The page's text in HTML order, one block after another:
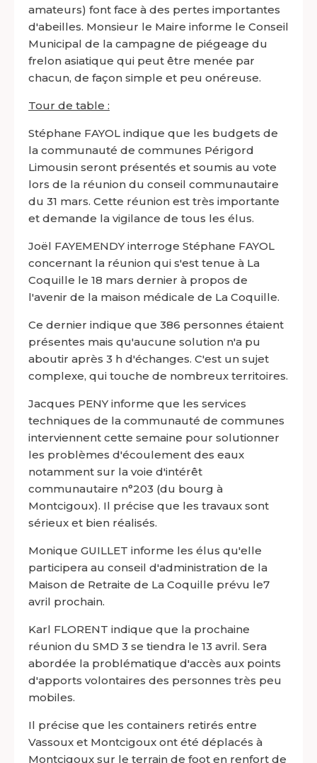
amateurs) font face à des pertes importantes
d'abeilles. Monsieur le Maire informe le Conseil
Municipal de la campagne de piégeage du
frelon asiatique qui peut être menée par
chacun, de façon simple et peu onéreuse.
Tour de table :
Stéphane FAYOL indique que les budgets de
la communauté de communes Périgord
Limousin seront présentés et soumis au vote
lors de la réunion du conseil communautaire
du 31 mars. Cette réunion est très importante
et demande la vigilance de tous les élus.
Joël FAYEMENDY interroge Stéphane FAYOL
concernant la réunion qui s'est tenue à La
Coquille le 18 mars dernier à propos de
l'avenir de la maison médicale de La Coquille.
Ce dernier indique que 386 personnes étaient
présentes mais qu'aucune solution n'a pu
aboutir après 3 h d'échanges. C'est un sujet
complexe, qui touche de nombreux territoires.
Jacques PENY informe que les services
techniques de la communauté de communes
interviennent cette semaine pour solutionner
les problèmes d'écoulement des eaux
notamment sur la voie d'intérêt
communautaire n°203 (du bourg à
Montcigoux). Il précise que les travaux sont
sérieux et bien réalisés.
Monique GUILLET informe les élus qu'elle
participera au conseil d'administration de la
Maison de Retraite de La Coquille prévu le7
avril prochain.
Karl FLORENT indique que la prochaine
réunion du SMD 3 se tiendra le 13 avril. Sera
abordée la problématique d'accès aux points
d'apports volontaires des personnes très peu
mobiles.
Il précise que les containers retirés entre
Vassoux et Montcigoux ont été déplacés à
Montcigoux sur le terrain de foot en renfort de